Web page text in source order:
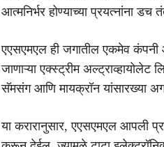
आत्मनिर्भर होण्याच्या प्रयत्नांना डच
एएसएमएल ही जगातील एकमेव कंपनी
जाणाऱ्या एक्स्ट्रीम
सॅमसंग आणि मायक्रॉन यांसारख्या
या करारानुसार, एएसएमएल आपली